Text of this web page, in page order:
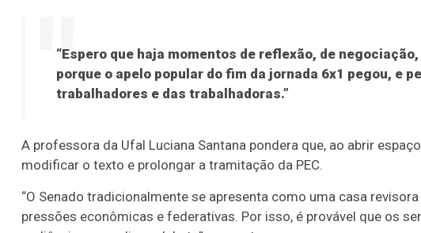
“Espero que haja momentos de reflexão, de
porque o apelo popular do fim da jornada 6x1 pegou, e
trabalhadores e das trabalhadoras.”
A professora da Ufal Luciana Santana pondera que, ao abrir
modificar o texto e prolongar a tramitação da PEC.
“O Senado tradicionalmente se apresenta como uma casa
pressões econômicas e federativas. Por isso, é provável que os